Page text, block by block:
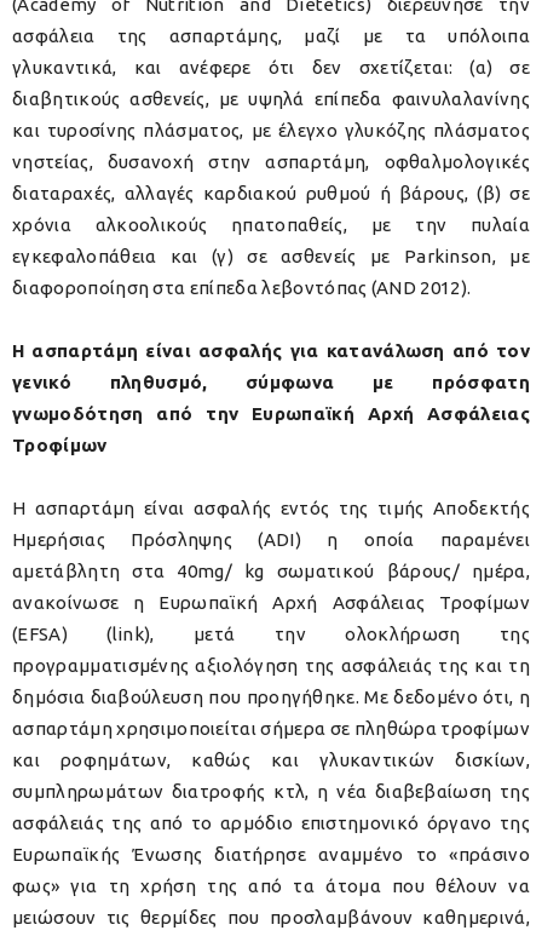
(Academy of Nutrition and Dietetics) διερεύνησε την
ασφάλεια της ασπαρτάμης, μαζί με τα υπόλοιπα
γλυκαντικά, και ανέφερε ότι δεν σχετίζεται: (α) σε
διαβητικούς ασθενείς, με υψηλά επίπεδα φαινυλαλανίνης
και τυροσίνης πλάσματος, με έλεγχο γλυκόζης πλάσματος
νηστείας, δυσανοχή στην ασπαρτάμη, οφθαλμολογικές
διαταραχές, αλλαγές καρδιακού ρυθμού ή βάρους, (β) σε
χρόνια αλκοολικούς ηπατοπαθείς, με την πυλαία
εγκεφαλοπάθεια και (γ) σε ασθενείς με Parkinson, με
διαφοροποίηση στα επίπεδα λεβοντόπας (AND 2012).
Η ασπαρτάμη είναι ασφαλής για κατανάλωση από τον
γενικό πληθυσμό, σύμφωνα με πρόσφατη
γνωμοδότηση από την Ευρωπαϊκή Αρχή Ασφάλειας
Τροφίμων
Η ασπαρτάμη είναι ασφαλής εντός της τιμής Αποδεκτής
Ημερήσιας Πρόσληψης (ADI) η οποία παραμένει
αμετάβλητη στα 40mg/ kg σωματικού βάρους/ ημέρα,
ανακοίνωσε η Ευρωπαϊκή Αρχή Ασφάλειας Τροφίμων
(EFSA) (link), μετά την ολοκλήρωση της
προγραμματισμένης αξιολόγηση της ασφάλειάς της και τη
δημόσια διαβούλευση που προηγήθηκε. Με δεδομένο ότι, η
ασπαρτάμη χρησιμοποιείται σήμερα σε πληθώρα τροφίμων
και ροφημάτων, καθώς και γλυκαντικών δισκίων,
συμπληρωμάτων διατροφής κτλ, η νέα διαβεβαίωση της
ασφάλειάς της από το αρμόδιο επιστημονικό όργανο της
Ευρωπαϊκής Ένωσης διατήρησε αναμμένο το «πράσινο
φως» για τη χρήση της από τα άτομα που θέλουν να
μειώσουν τις θερμίδες που προσλαμβάνουν καθημερινά,